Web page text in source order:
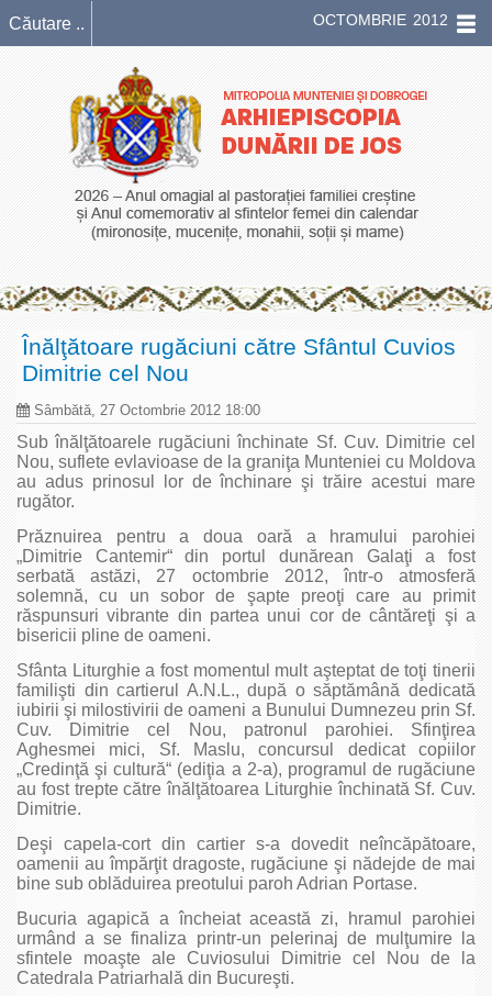
OCTOMBRIE 2012
Înălţătoare rugăciuni către Sfântul Cuvios
Dimitrie cel Nou
Sâmbătă, 27 Octombrie 2012 18:00
Sub înălţătoarele rugăciuni închinate Sf. Cuv. Dimitrie cel
Nou, suflete evlavioase de la graniţa Munteniei cu Moldova
au adus prinosul lor de închinare şi trăire acestui mare
rugător.
Prăznuirea pentru a doua oară a hramului parohiei
„Dimitrie Cantemir“ din portul dunărean Galaţi a fost
serbată astăzi, 27 octombrie 2012, într-o atmosferă
solemnă, cu un sobor de şapte preoţi care au primit
răspunsuri vibrante din partea unui cor de cântăreţi şi a
bisericii pline de oameni.
Sfânta Liturghie a fost momentul mult aşteptat de toţi tinerii
familişti din cartierul A.N.L., după o săptămână dedicată
iubirii şi milostivirii de oameni a Bunului Dumnezeu prin Sf.
Cuv. Dimitrie cel Nou, patronul parohiei. Sfinţirea
Aghesmei mici, Sf. Maslu, concursul dedicat copiilor
„Credinţă şi cultură“ (ediţia a 2-a), programul de rugăciune
au fost trepte către înălţătoarea Liturghie închinată Sf. Cuv.
Dimitrie.
Deşi capela-cort din cartier s-a dovedit neîncăpătoare,
oamenii au împărţit dragoste, rugăciune şi nădejde de mai
bine sub oblăduirea preotului paroh Adrian Portase.
Bucuria agapică a încheiat această zi, hramul parohiei
urmând a se finaliza printr-un pelerinaj de mulţumire la
sfintele moaşte ale Cuviosului Dimitrie cel Nou de la
Catedrala Patriarhală din Bucureşti.